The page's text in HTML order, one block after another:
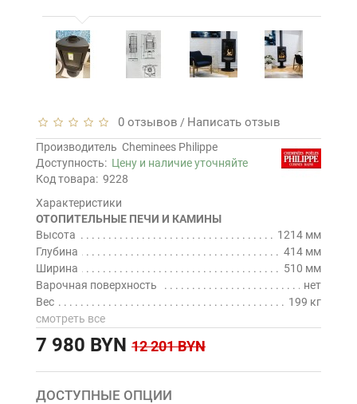
0 отзывов / Написать отзыв
Производитель Cheminees Philippe
Доступность: Цену и наличие уточняйте
Код товара: 9228
Характеристики
ОТОПИТЕЛЬНЫЕ ПЕЧИ И КАМИНЫ
Высота
1214 мм
Глубина
414 мм
Ширина
510 мм
Варочная поверхность
нет
Вес
199 кг
смотреть все
7 980 BYN 12 201 BYN
ДОСТУПНЫЕ ОПЦИИ